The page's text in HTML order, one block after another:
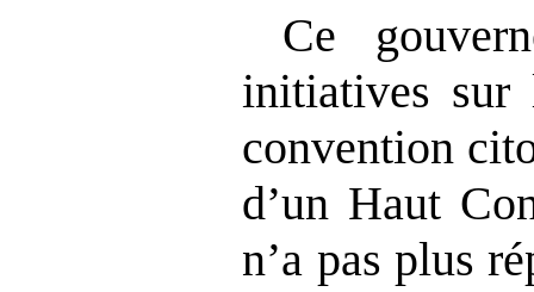
Ce
initiatives
convention
d’un Haut
n’a pas plus